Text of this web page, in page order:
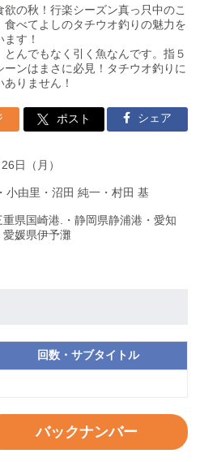
の秋！行楽シーズン真っ只中のこ
べてよしのタチウオ釣りの魅力を
す！
んでもなく引く魚なんです。指５
ンはまさに必見！タチウオ釣りに
りません！
ポスト シェア
日（月）
小由里・沼田 純一・村田 基
県国崎港.・静岡県静浦港・愛知
愛媛県伊予灘
回数・サブタイトル
バックナンバー